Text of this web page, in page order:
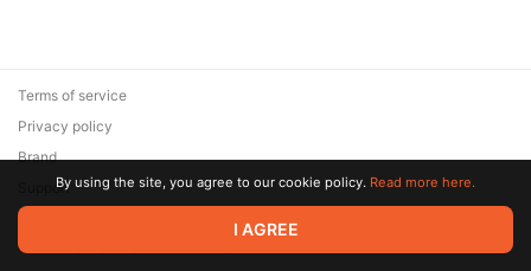
© 2026 Zaya Solutions Limited. All rights reserved. All trademarks
are the property of their respective owners.
Terms of service
Privacy policy
Brand
SupportBy using the site, you agree to our cookie policy. Read more here.
I AGREE